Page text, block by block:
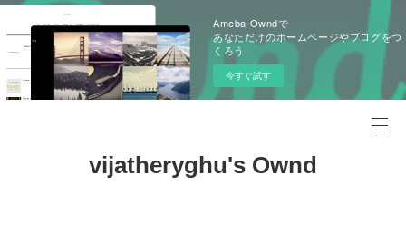
Ameba Owndで
あなただけのホームページやブログをつ
くろう
今すぐ試す
vijatheryghu's Ownd